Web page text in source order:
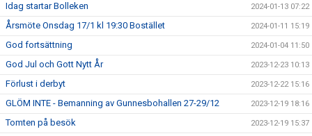
Idag startar Bolleken 2024-01-13 07:22
Årsmöte Onsdag 17/1 kl 19:30 Bostället 2024-01-11 15:19
God fortsättning 2024-01-04 11:50
God Jul och Gott Nytt År 2023-12-23 10:13
Förlust i derbyt 2023-12-22 15:16
GLÖM INTE - Bemanning av Gunnesbohallen 27-29/12 2023-12-19 18:16
Tomten på besök 2023-12-19 15:37